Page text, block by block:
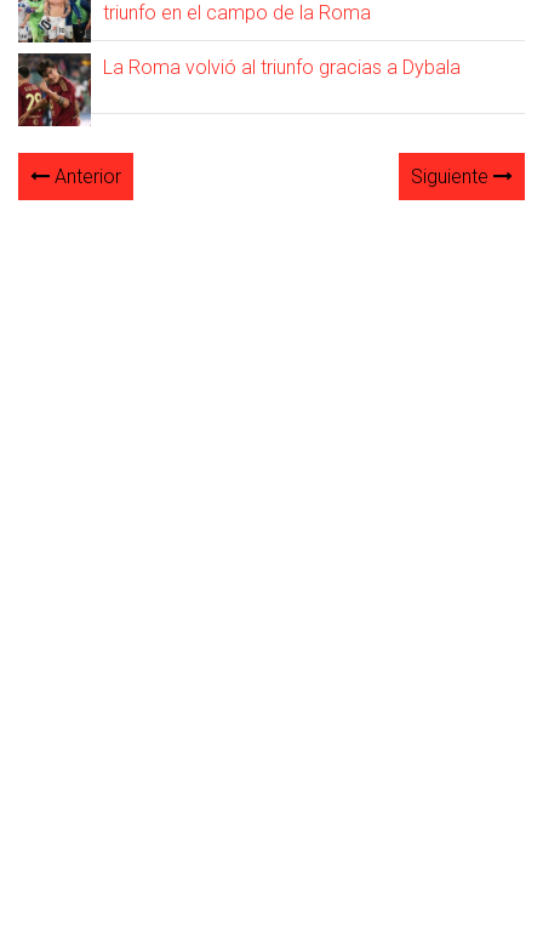
triunfo en el campo de la Roma
La Roma volvió al triunfo gracias a Dybala
Anterior Siguiente